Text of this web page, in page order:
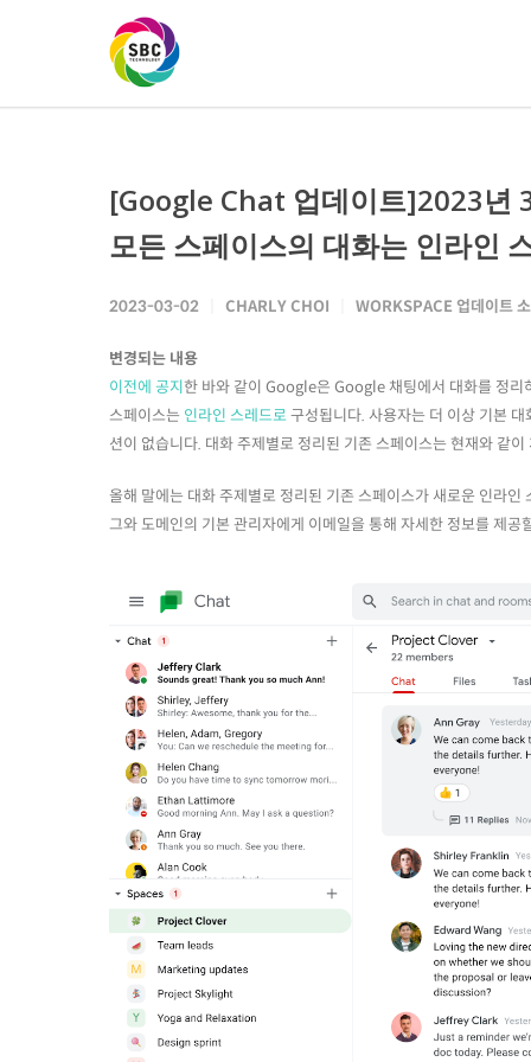
[Google Chat 업데이트]2023년
모든 스페이스의 대화는 인라인
2023-03-02 CHARLY CHOI WORKSPACE 업데이트
변경되는 내용
이전에 공지한 바와 같이 Google은 Google 채팅에서 대화를 정
스페이스는 인라인 스레드로구성됩니다. 사용자는 더 이상 기본
션이 없습니다. 대화 주제별로 정리된 기존 스페이스는 현재와 같이
올해 말에는 대화 주제별로 정리된 기존 스페이스가 새로운 인라
그와 도메인의 기본 관리자에게 이메일을 통해 자세한 정보를 제공